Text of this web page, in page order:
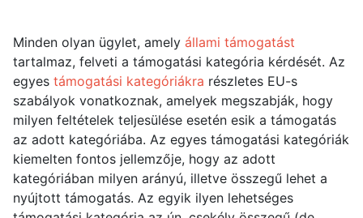
Minden olyan ügylet, amely állami támogatást
tartalmaz, felveti a támogatási kategória kérdését. Az
egyes támogatási kategóriákra részletes EU-s
szabályok vonatkoznak, amelyek megszabják, hogy
milyen feltételek teljesülése esetén esik a támogatás
az adott kategóriába. Az egyes támogatási kategóriák
kiemelten fontos jellemzője, hogy az adott
kategóriában milyen arányú, illetve összegű lehet a
nyújtott támogatás. Az egyik ilyen lehetséges